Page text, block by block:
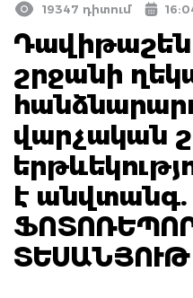
19347 դիտում
շրջանի
վարչական
է անվտանգ.
ՏԵՍԱՆՅՈՒԹ